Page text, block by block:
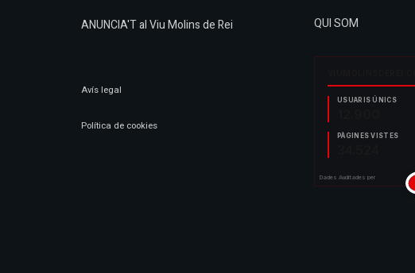
ANUNCIA'T al Viu Molins de Rei
Avís legal
Política de cookies
QUI SOM